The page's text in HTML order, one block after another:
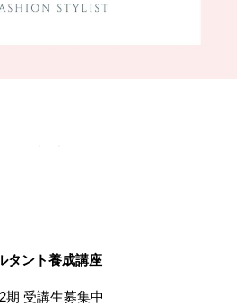
タント養成講座
期 受講生募集中